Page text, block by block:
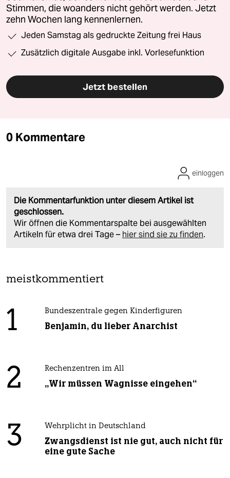
Stimmen, die woanders nicht gehört werden. Jetzt
zehn Wochen lang kennenlernen.
Jeden Samstag als gedruckte Zeitung frei Haus
Zusätzlich digitale Ausgabe inkl. Vorlesefunktion
Jetzt bestellen
0 Kommentare
Die Kommentarfunktion unter diesem Artikel ist
geschlossen.
Wir öffnen die Kommentarspalte bei ausgewählten
Artikeln für etwa drei Tage – hier sind sie zu finden.
einloggen
meistkommentiert
1 Bundeszentrale gegen Kinderfiguren
Benjamin, du lieber Anarchist
2 Rechenzentren im All
„Wir müssen Wagnisse eingehen“
3 Wehrplicht in Deutschland
Zwangsdienst ist nie gut, auch nicht für
eine gute Sache